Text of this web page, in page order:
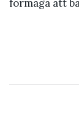
förmåga att